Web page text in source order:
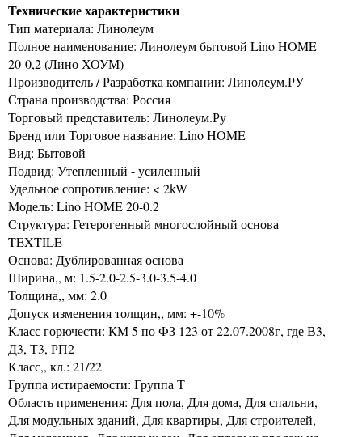
Технические характеристики
Тип материала: Линолеум
Полное наименование: Линолеум бытовой Lino HOME
20-0,2 (Лино ХОУМ)
Производитель / Разработка компании: Линолеум.РУ
Страна производства: Россия
Торговый представитель: Линолеум.Ру
Бренд или Торговое название: Lino HOME
Вид: Бытовой
Подвид: Утепленный - усиленный
Удельное сопротивление: < 2kW
Модель: Lino HOME 20-0.2
Структура: Гетерогенный многослойный основа
TEXTILE
Основа: Дублированная основа
Ширина,, м: 1.5-2.0-2.5-3.0-3.5-4.0
Толщина,, мм: 2.0
Допуск изменения толщин,, мм: +-10%
Класс горючести: КМ 5 по ФЗ 123 от 22.07.2008г, где В3,
Д3, Т3, РП2
Класс,, кл.: 21/22
Группа истираемости: Группа Т
Область применения: Для пола, Для дома, Для спальни,
Для модульных зданий, Для квартиры, Для строителей,